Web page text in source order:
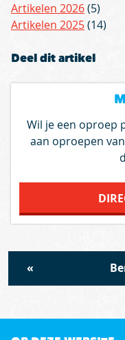
Artikelen 2026(5)
Artikelen 2025(14)
Deel dit artikel
Wil je een oproep
aan oproepen
«